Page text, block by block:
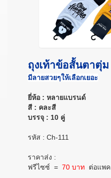
ถุงเท้าข้อสั้นตาตุ่ม
มีลายสวยๆให้เลือกเยอะ
ยี่ห้อ : หลายแบรนด์
สี : คละสี
บรรจุ : 10 คู่
รหัส : Ch-111
ราคาส่ง :
ฟรีไซซ์ = 70 บาท ต่อแพค